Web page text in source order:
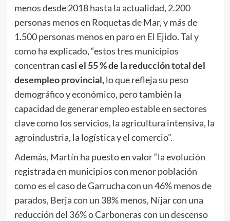
menos desde 2018 hasta la actualidad, 2.200
personas menos en Roquetas de Mar, y más de
1.500 personas menos en paro en El Ejido. Tal y
como ha explicado, “estos tres municipios
concentrancasi el 55 % de la reducción total del
desempleo provincial,lo que refleja su peso
demográfico y económico, pero también la
capacidad de generar empleo estable en sectores
clave como los servicios, la agricultura intensiva, la
agroindustria, la logística y el comercio”.
Además, Martín ha puesto en valor “la evolución
registrada en municipios con menor población
como es el caso de Garrucha con un 46% menos de
parados, Berja con un 38% menos, Níjar con una
reducción del 36% o Carboneras con un descenso